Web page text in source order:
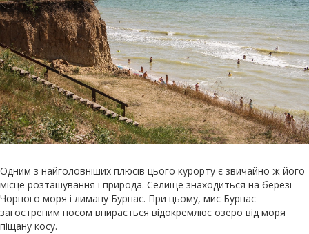
Одним з найголовніших плюсів цього курорту є звичайно ж його
місце розташування і природа. Селище знаходиться на березі
Чорного моря і лиману Бурнас. При цьому, мис Бурнас
загостреним носом впирається відокремлює озеро від моря
піщану косу.